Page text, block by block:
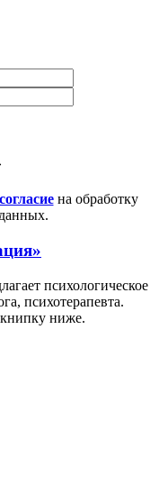
согласиена обработку
психологическое
психотерапевта.
ниже.